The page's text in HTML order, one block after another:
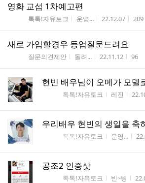
영화 교섭 1차예고편
게시판명
톡톡!자유토크 작성자
운영... 작성시간
22.12.07 조회
209
새로 가입할경우 등업질문드려요
게시판명
질문의견제안 작성자
돌려... 작성시간
22.11.12 조회수
96
현빈 배우님이 오메가 모델
게시판명
톡톡!자유토크 작성자
레진 작
우리배우 현빈의 생일을
게시판명
톡톡!자유토크 작성자
운영... 작
공조2 인증샷
게시판명
톡톡!자유토크 작성자
빈~병 작